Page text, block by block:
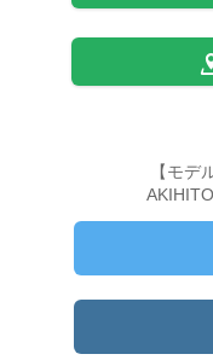
【モデ